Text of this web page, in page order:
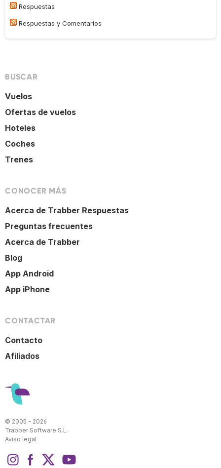
Respuestas
Respuestas y Comentarios
BUSCAR
Vuelos
Ofertas de vuelos
Hoteles
Coches
Trenes
CONOCER MÁS
Acerca de Trabber Respuestas
Preguntas frecuentes
Acerca de Trabber
Blog
App Android
App iPhone
CONTACTAR
Contacto
Afiliados
© 2005 - 2026
Trabber Software S.L.
Aviso legal